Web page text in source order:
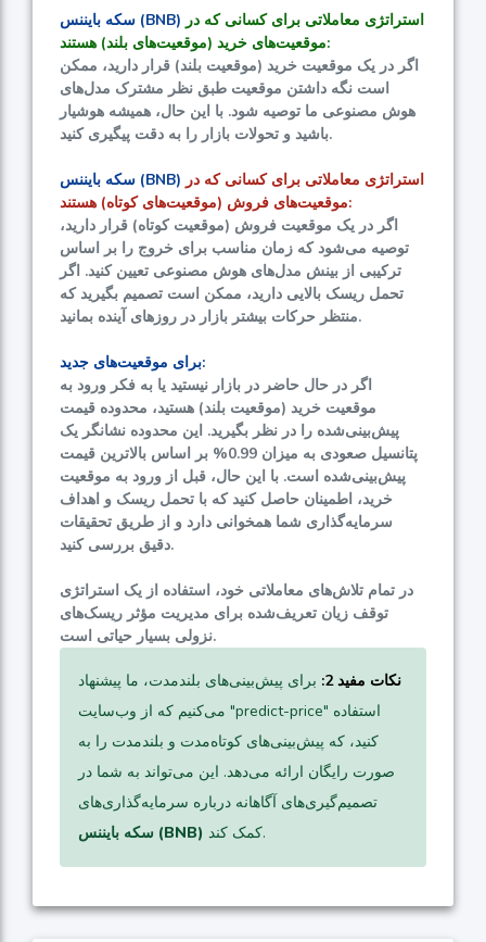
سکه بایننس (BNB) استراتژی معاملاتی برای کسانی که در
موقعیت‌های خرید (موقعیت‌های بلند) هستند:
اگر در یک موقعیت خرید (موقعیت بلند) قرار دارید، ممکن
است نگه داشتن موقعیت طبق نظر مشترک مدل‌های
هوش مصنوعی ما توصیه شود. با این حال، همیشه هوشیار
باشید و تحولات بازار را به دقت پیگیری کنید.
سکه بایننس (BNB) استراتژی معاملاتی برای کسانی که در
موقعیت‌های فروش (موقعیت‌های کوتاه) هستند:
اگر در یک موقعیت فروش (موقعیت کوتاه) قرار دارید،
توصیه می‌شود که زمان مناسب برای خروج را بر اساس
ترکیبی از بینش مدل‌های هوش مصنوعی تعیین کنید. اگر
تحمل ریسک بالایی دارید، ممکن است تصمیم بگیرید که
منتظر حرکات بیشتر بازار در روزهای آینده بمانید.
برای موقعیت‌های جدید:
اگر در حال حاضر در بازار نیستید یا به فکر ورود به
موقعیت خرید (موقعیت بلند) هستید، محدوده قیمت
پیش‌بینی‌شده را در نظر بگیرید. این محدوده نشانگر یک
پتانسیل صعودی به میزان 0.99%
بر اساس بالاترین قیمت
پیش‌بینی‌شده است. با این حال، قبل از ورود به موقعیت
خرید، اطمینان حاصل کنید که با تحمل ریسک و اهداف
سرمایه‌گذاری شما همخوانی دارد و از طریق تحقیقات
دقیق بررسی کنید.
در تمام تلاش‌های معاملاتی خود، استفاده از یک استراتژی
توقف زیان تعریف‌شده برای مدیریت مؤثر ریسک‌های
نزولی بسیار حیاتی است.
نکات مفید 2:
برای پیش‌بینی‌های بلندمدت، ما پیشنهاد
می‌کنیم که از وب‌سایت "predict-price" استفاده
کنید، که پیش‌بینی‌های کوتاه‌مدت و بلندمدت را به
صورت رایگان ارائه می‌دهد. این می‌تواند به شما در
تصمیم‌گیری‌های آگاهانه درباره سرمایه‌گذاری‌های
سکه بایننس (BNB)
کمک کند.